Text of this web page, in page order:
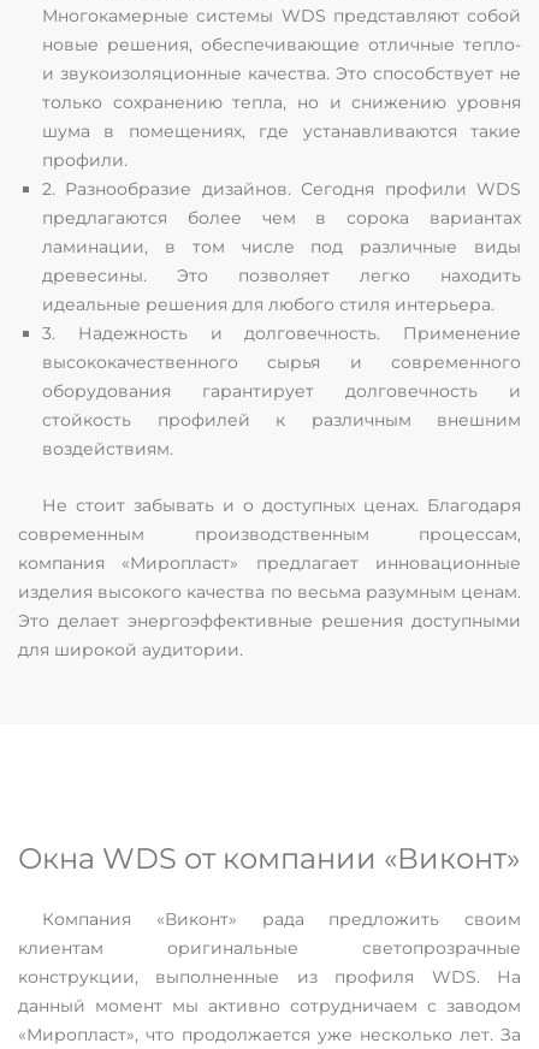
Многокамерные системы WDS представляют собой
новые решения, обеспечивающие отличные тепло-
и звукоизоляционные качества. Это способствует не
только сохранению тепла, но и снижению уровня
шума в помещениях, где устанавливаются такие
профили.
2. Разнообразие дизайнов. Сегодня профили WDS
предлагаются более чем в сорока вариантах
ламинации, в том числе под различные виды
древесины. Это позволяет легко находить
идеальные решения для любого стиля интерьера.
3. Надежность и долговечность. Применение
высококачественного сырья и современного
оборудования гарантирует долговечность и
стойкость профилей к различным внешним
воздействиям.
Не стоит забывать и о доступных ценах. Благодаря
современным производственным процессам,
компания «Миропласт» предлагает инновационные
изделия высокого качества по весьма разумным ценам.
Это делает энергоэффективные решения доступными
для широкой аудитории.
Окна WDS от компании «Виконт»
Компания «Виконт» рада предложить своим
клиентам оригинальные светопрозрачные
конструкции, выполненные из профиля WDS. На
данный момент мы активно сотрудничаем с заводом
«Миропласт», что продолжается уже несколько лет. За